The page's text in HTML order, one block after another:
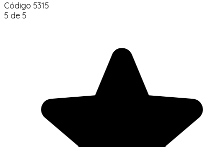
Código 5315
5 de 5